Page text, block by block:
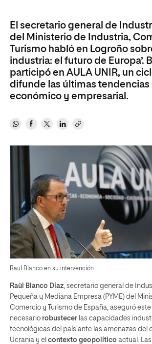
El secretario general de
del Ministerio de Industria,
Turismo habló en Logroño
industria: el futuro de Europa’.
participó en AULA UNIR, un
difunde las últimas tendencias
económico y empresarial.
Raül Blanco en su intervención.
Raül Blanco Díaz , secretario general de
Pequeña y Mediana Empresa (PYME) del
Comercio y Turismo de España, aseguró
necesario robustecer las capacidades
tecnológicas del país ante las amenazas del
Ucrania y el contexto geopolítico actual.